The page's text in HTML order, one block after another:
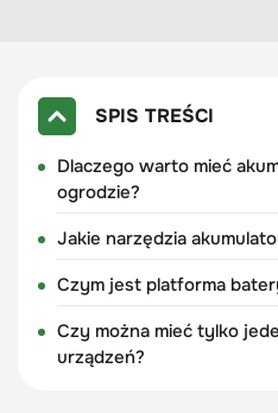
SPIS TREŚCI
Dlaczego warto mieć
ogrodzie?
Jakie narzędzia
Czym jest platforma
Czy można mieć tylko
urządzeń?